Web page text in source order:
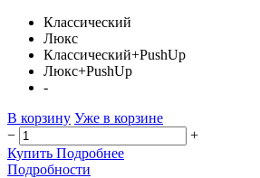
Классический
Люкс
Классический+PushUp
Люкс+PushUp
-
В корзину Уже в корзине
−
+
Купить Подробнее
Подробности